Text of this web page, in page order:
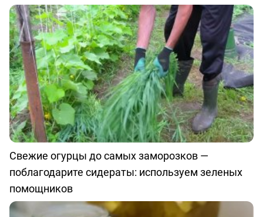
Свежие огурцы до самых заморозков —
поблагодарите сидераты: используем зеленых
помощников